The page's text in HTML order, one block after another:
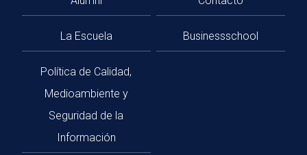
La Escuela Businessschool
Política de Calidad,
Medioambiente y
Seguridad de la
Información